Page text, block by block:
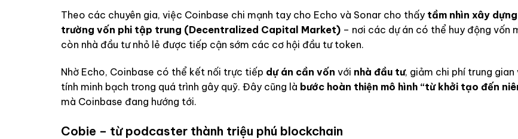
Theo các chuyên gia, việc Coinbase chi mạnh tay cho Echo và Sonar cho thấy tầm nhìn xây
trường vốn phi tập trung (Decentralized Capital Market) – nơi các dự án có thể huy động vốn
còn nhà đầu tư nhỏ lẻ được tiếp cận sớm các cơ hội đầu tư token.
Nhờ Echo, Coinbase có thể kết nối trực tiếp dự án cần vốn với nhà đầu tư, giảm chi phí trung gian
tính minh bạch trong quá trình gây quỹ. Đây cũng là bước hoàn thiện mô hình “từ khởi tạo đến
mà Coinbase đang hướng tới.
Cobie – từ podcaster thành triệu phú blockchain